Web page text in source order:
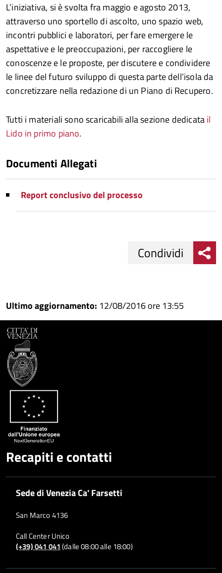
L’iniziativa, si è svolta fra maggio e agosto 2013,
attraverso uno sportello di ascolto, uno spazio web,
incontri pubblici e laboratori, per fare emergere le
aspettative e le preoccupazioni, per raccogliere le
conoscenze e le proposte, per discutere e condividere
le linee del futuro sviluppo di questa parte dell’isola da
concretizzare nella redazione di un Piano di Recupero.
Tutti i materiali sono scaricabili alla sezione dedicatail
Lido in primo piano.
Documenti Allegati
Report conclusivo del processo
su
Facebook
Condividi
su
Condividi
Condividi
Ultimo aggiornamento: 12/08/2016 ore 13:55
Recapiti e contatti
Sede di Venezia Ca' Farsetti
San Marco 4136
Call Center Unico
(+39) 041 041(dalle 08:00 alle 18:00)